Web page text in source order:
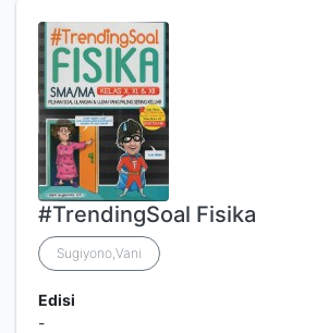
#TrendingSoal Fisika
Sugiyono,Vani
Edisi
-